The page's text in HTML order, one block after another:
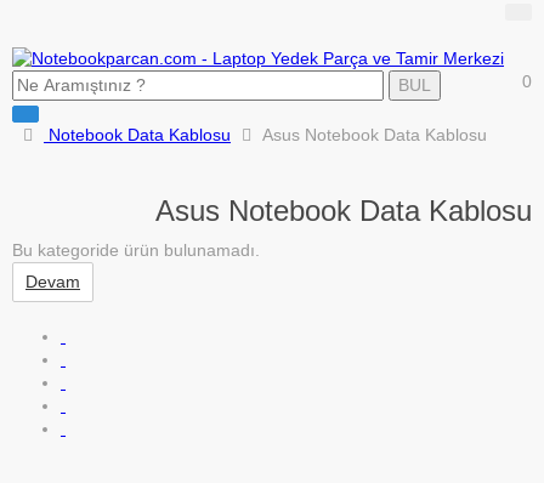
BUL 0
Notebook Data Kablosu Asus Notebook Data Kablosu
Asus Notebook Data Kablosu
Bu kategoride ürün bulunamadı.
Devam